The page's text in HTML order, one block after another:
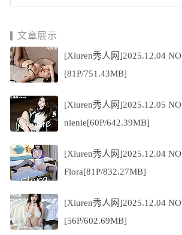
文章展示
[Xiuren秀人网]2025.12.04
[81P/751.43MB]
[Xiuren秀人网]2025.12.05
nienie[60P/642.39MB]
[Xiuren秀人网]2025.12.04
Flora[81P/832.27MB]
[Xiuren秀人网]2025.12.04
[56P/602.69MB]